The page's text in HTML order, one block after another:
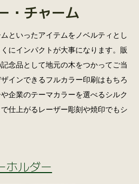
・チャーム
といったアイテムをノベルティとし
にインパクトが大事になります。販
念品として地元の木をつかってご当
インできるフルカラー印刷はもちろ
企業のテーマカラーを選べるシルク
仕上がるレーザー彫刻や焼印でもシ
ホルダー